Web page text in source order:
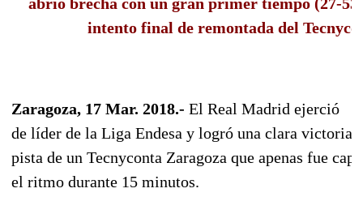
intento final de remontada del
Zaragoza, 17 Mar. 2018.- El Real Madrid ejerció
de líder de la Liga Endesa y logró una clara victoria
pista de un Tecnyconta Zaragoza que apenas fue
el ritmo durante 15 minutos.